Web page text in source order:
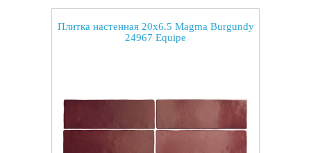
Плитка настенная 20x6.5 Magma Burgundy
24967 Equipe